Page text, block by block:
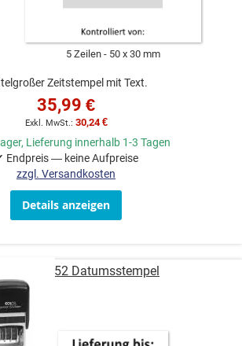
5 Zeilen 50 x 30 mm
Zeitstempel mit Text.
35,99 €
30,24 €
Lieferung innerhalb 1-3 Tagen
Endpreis — keine Aufpreise
zzgl. Versandkosten
Details anzeigen
Printer 52 Datumsstempel